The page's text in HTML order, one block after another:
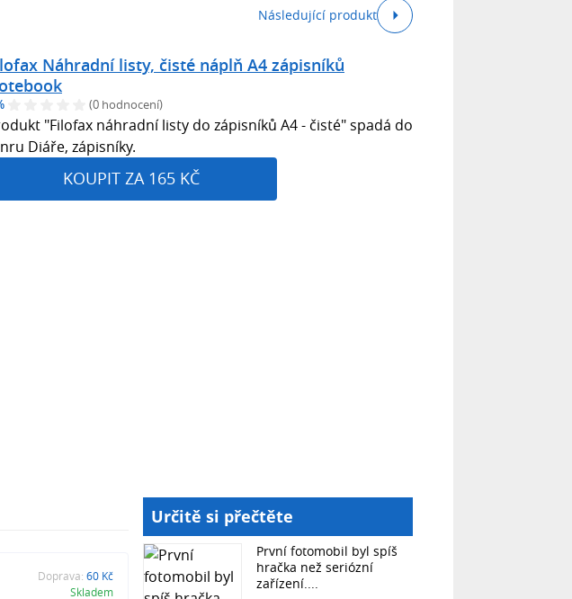
Následující produkt
Náhradní listy, čisté náplň A4 zápisníků
(0 hodnocení)
"Filofax náhradní listy do zápisníků A4 - čisté" spadá do
Diáře, zápisníky.
KOUPIT ZA 165 KČ
Doprava: 60 Kč
Skladem
Určitě si přečtěte
První fotomobil byl spíš
hračka než seriózní
zařízení....